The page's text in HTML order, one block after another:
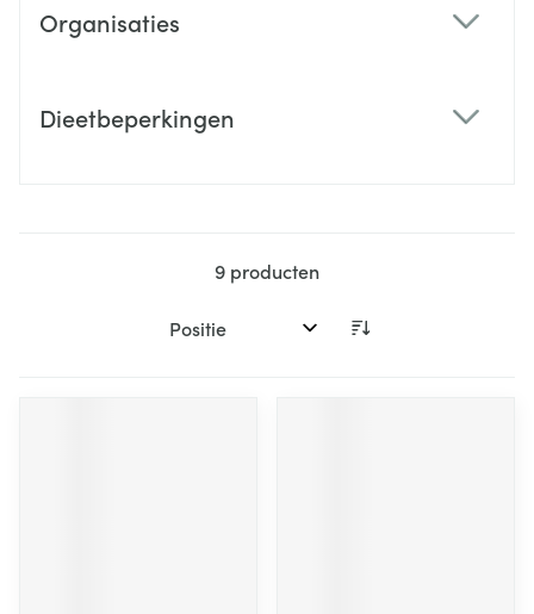
Organisaties
Dieetbeperkingen
9 producten
Sorteer op: